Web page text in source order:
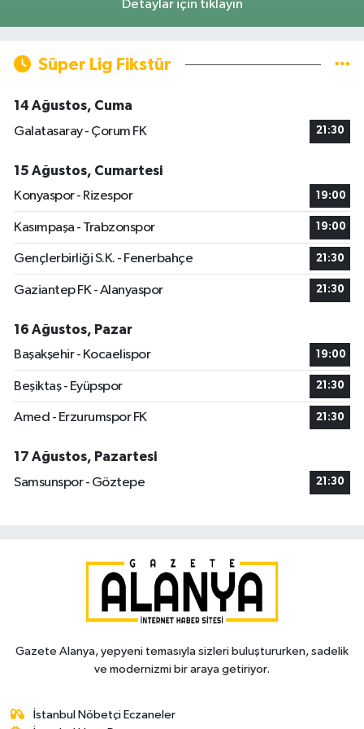
Detaylar için tıklayın
Süper Lig Fikstür
14 Ağustos, Cuma
Galatasaray - Çorum FK
21:30
15 Ağustos, Cumartesi
Konyaspor - Rizespor
19:00
Kasımpaşa - Trabzonspor 19:00
Gençlerbirliği S.K. - Fenerbahçe 21:30
Gaziantep FK - Alanyaspor 21:30
16 Ağustos, Pazar
Başakşehir - Kocaelispor
19:00
Beşiktaş - Eyüpspor 21:30
Amed - Erzurumspor FK 21:30
17 Ağustos, Pazartesi
Samsunspor - Göztepe
21:30
Gazete Alanya, yepyeni temasıyla sizleri buluştururken, sadelik
ve modernizmi bir araya getiriyor.
İstanbul Nöbetçi Eczaneler